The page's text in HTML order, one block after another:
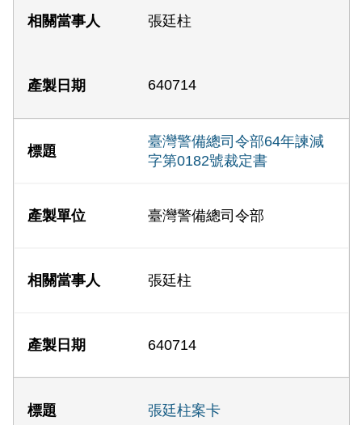
張廷柱
640714
臺灣警備總司令部64年諫減
字第0182號裁定書
臺灣警備總司令部
張廷柱
640714
張廷柱案卡